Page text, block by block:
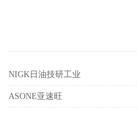
NIGK日油技研工业
ASONE亚速旺